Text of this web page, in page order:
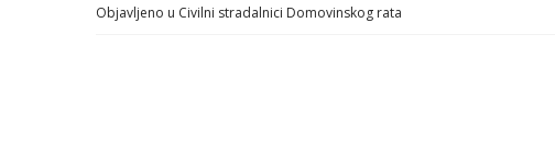
Objavljeno u Civilni stradalnici Domovinskog rata